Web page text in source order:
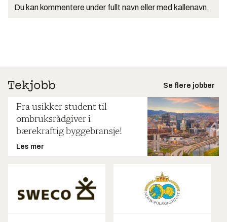
Du kan kommentere under fullt navn eller med kallenavn.
Se flere jobber
Fra usikker student til
ombruksrådgiver i
bærekraftig byggebransje!
Les mer